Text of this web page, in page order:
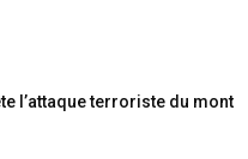
l’attaque terroriste du mont